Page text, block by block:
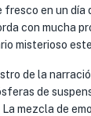
fresco en un día
con mucha
misterioso
de la
de
mezcla de